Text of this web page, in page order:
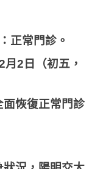
正常門診。
月2 日（初五，
面恢復正常門診